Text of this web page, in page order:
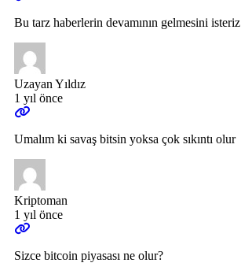
Bu tarz haberlerin devamının gelmesini isteriz
Uzayan Yıldız
1 yıl önce
Umalım ki savaş bitsin yoksa çok sıkıntı olur
Kriptoman
1 yıl önce
Sizce bitcoin piyasası ne olur?